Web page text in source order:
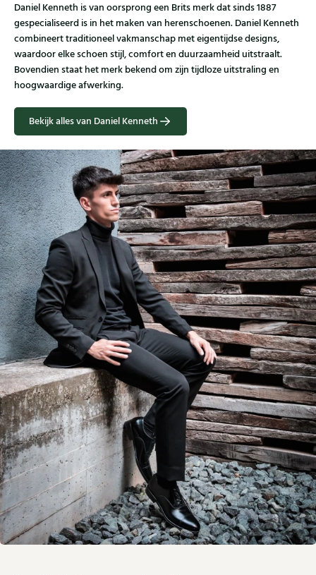
Daniel Kenneth is van oorsprong een Brits merk dat sinds 1887
gespecialiseerd is in het maken van herenschoenen. Daniel Kenneth
combineert traditioneel vakmanschap met eigentijdse designs,
waardoor elke schoen stijl, comfort en duurzaamheid uitstraalt.
Bovendien staat het merk bekend om zijn tijdloze uitstraling en
hoogwaardige afwerking.
Bekijk alles van Daniel Kenneth